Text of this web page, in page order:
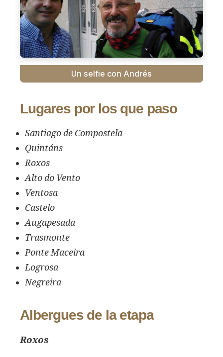
Un selfie con Andrés
Lugares por los que paso
Santiago de Compostela
Quintáns
Roxos
Alto do Vento
Ventosa
Castelo
Augapesada
Trasmonte
Ponte Maceira
Logrosa
Negreira
Albergues de la etapa
Roxos